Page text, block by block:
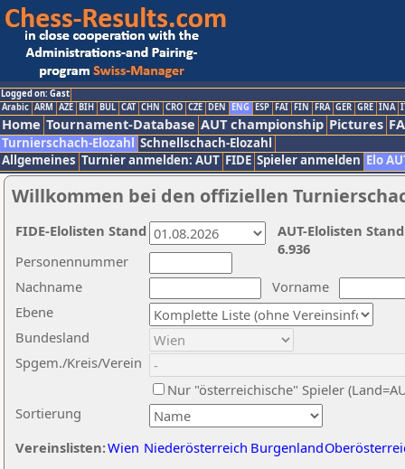
Logged on: Gast
Arabic ARM AZE BIH BUL CAT CHN CRO CZE DEN ENG ESP FAI FIN FRA GER GRE INA
Home Tournament-Database AUT championship Pictures
Turnierschach-Elozahl Schnellschach-Elozahl
Allgemeines Turnier anmelden: AUT FIDE Spieler anmelden Elo
Willkommen bei den offiziellen
Nachname
Vorname
Ebene
Sortierung
Personennummer
Bundesland
Spgem./Kreis/Verein
Nur "österreichische" Spieler
Vereinslisten:Wien Niederösterreich Burgenland
AUT-Elolisten
6.936
FIDE-Elolisten Stand